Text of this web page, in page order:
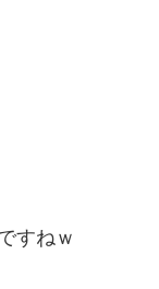
すねｗ